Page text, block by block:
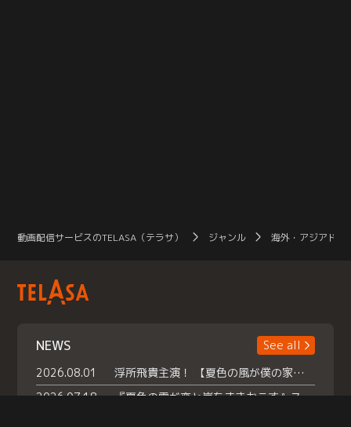
動画配信サービスのTELASA（テラサ） ジャンル 海外・アジアドラ
NEWS
See all
2026.08.01
浮所飛貴主演！ 【夏色の風が僕の家にやってきた】 本日よりテラサで独占配信スタート！
2026.07.18
『夏色の雲が恋と嵐をまきおこす』スペシャルメイキング 【Part1】2026年７月18日（土）23時30分～配信スタート！話題のシーンの裏側を大公開！豪華キャスト大集合！ 『武宮家 真夏の家族会議』開催！